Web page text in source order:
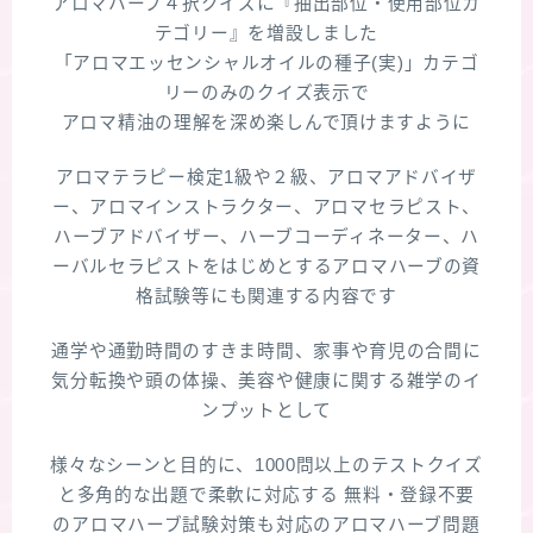
テゴリー』を増設しました
「アロマエッセンシャルオイルの種子(実)」カテゴ
リーのみのクイズ表示で
アロマ精油の理解を深め楽しんで頂けますように
アロマテラピー検定1級や２級、アロマアドバイザ
ー、アロマインストラクター、アロマセラピスト、
ハーブアドバイザー、ハーブコーディネーター、ハ
ーバルセラピストをはじめとするアロマハーブの資
格試験等にも関連する内容です
通学や通勤時間のすきま時間、家事や育児の合間に
気分転換や頭の体操、美容や健康に関する雑学のイ
ンプットとして
様々なシーンと目的に、1000問以上のテストクイズ
と多角的な出題で柔軟に対応する 無料・登録不要
のアロマハーブ試験対策も対応のアロマハーブ問題